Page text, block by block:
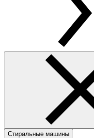
Стиральные машины